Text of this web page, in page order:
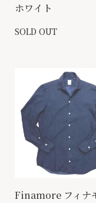
ホワイト
SOLD OUT
Finamore フィナ